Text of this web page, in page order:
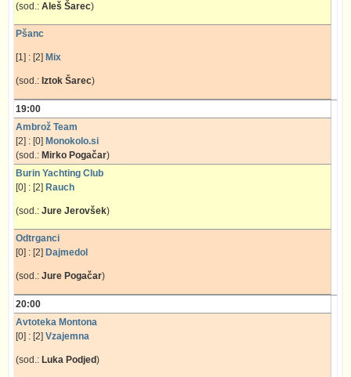
(sod.: Aleš Šarec)
Pšanc
[1] : [2] Mix
(sod.: Iztok Šarec)
19:00
Ambrož Team
[2] : [0] Monokolo.si
(sod.: Mirko Pogačar)
Burin Yachting Club
[0] : [2] Rauch
(sod.: Jure Jerovšek)
Odtrganci
[0] : [2] Dajmedol
(sod.: Jure Pogačar)
20:00
Avtoteka Montona
[0] : [2] Vzajemna
(sod.: Luka Podjed)